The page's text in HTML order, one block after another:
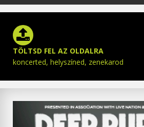
TÖLTSD FEL AZ OLDALRA
koncerted, helyszíned, zenekarod